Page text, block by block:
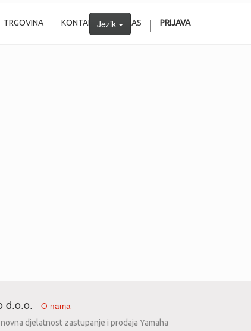
TRGOVINA KONTAKTIRAJTE NAS PRIJAVA
Jezik
d.o.o. - O nama
djelatnost zastupanje i prodaja Yamaha